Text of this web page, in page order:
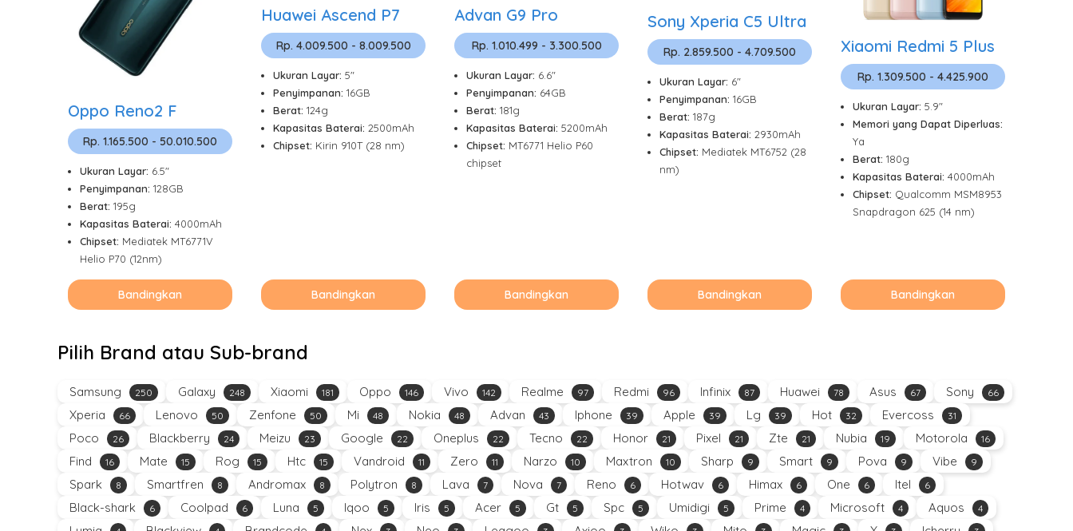
Oppo Reno2 F
Rp. 1.165.500 - 50.010.500
Ukuran Layar: 6.5"
Penyimpanan: 128GB
Berat: 195g
Kapasitas Baterai: 4000mAh
Chipset: Mediatek MT6771V
Helio P70 (12nm)
Bandingkan
Huawei Ascend P7
Rp. 4.009.500 - 8.009.500
Ukuran Layar: 5"
Penyimpanan: 16GB
Berat: 124g
Kapasitas Baterai: 2500mAh
Chipset: Kirin 910T (28 nm)
Bandingkan
Advan G9 Pro
Rp. 1.010.499 - 3.300.500
Ukuran Layar: 6.6"
Penyimpanan: 64GB
Berat: 181g
Kapasitas Baterai: 5200mAh
Chipset: MT6771 Helio P60
chipset
Bandingkan
Sony Xperia C5 Ultra
Rp. 2.859.500 - 4.709.500
Ukuran Layar: 6"
Penyimpanan: 16GB
Berat: 187g
Kapasitas Baterai: 2930mAh
Chipset: Mediatek MT6752 (28
nm)
Bandingkan
Xiaomi Redmi 5 Plus
Rp. 1.309.500 - 4.425.900
Ukuran Layar: 5.9"
Memori yang Dapat Diperluas:
Ya
Berat: 180g
Kapasitas Baterai: 4000mAh
Chipset: Qualcomm MSM8953
Snapdragon 625 (14 nm)
Bandingkan
Pilih Brand atau Sub-brand
Samsung 250 Galaxy 248 Xiaomi 181 Oppo 146 Vivo 142 Realme 97 Redmi 96 Infinix 87 Huawei 78 Asus 67 Sony 66
Xperia 66 Lenovo 50 Zenfone 50 Mi 48 Nokia 48 Advan 43 Iphone 39 Apple 39 Lg 39 Hot 32 Evercoss 31
Poco 26 Blackberry 24 Meizu 23 Google 22 Oneplus 22 Tecno 22 Honor 21 Pixel 21 Zte 21 Nubia 19 Motorola 16
Find 16 Mate 15 Rog 15 Htc 15 Vandroid 11 Zero 11 Narzo 10 Maxtron 10 Sharp 9 Smart 9 Pova 9 Vibe 9
Spark 8 Smartfren 8 Andromax 8 Polytron 8 Lava 7 Nova 7 Reno 6 Hotwav 6 Himax 6 One 6 Itel 6
Black-shark 6 Coolpad 6 Luna 5 Iqoo 5 Iris 5 Acer 5 Gt 5 Spc 5 Umidigi 5 Prime 4 Microsoft 4 Aquos 4